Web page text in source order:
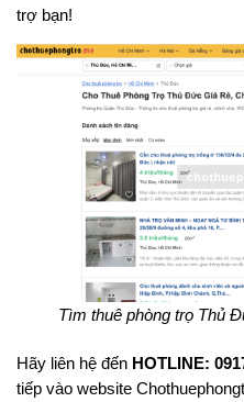
trợ bạn!
Tìm thuê phòng trọ Thủ
Hãy liên hệ đến HOTLINE:
tiếp vào website